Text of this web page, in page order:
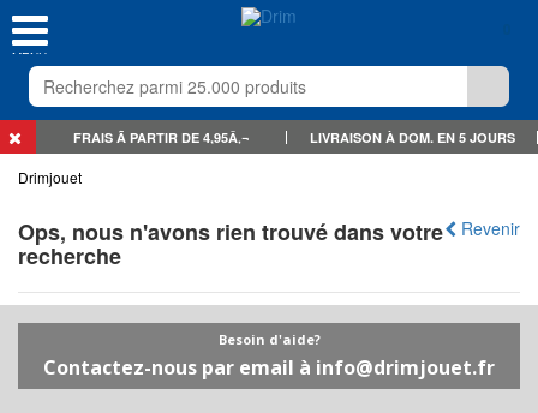
MENU
FRAIS Ã PARTIR DE 4,95Â‚¬ LIVRAISON À DOM. EN 5 JOURS
Drimjouet
Revenir
Ops, nous n'avons rien trouvé dans votre
recherche
Besoin d'aide?
Contactez-nous par email à info@drimjouet.fr